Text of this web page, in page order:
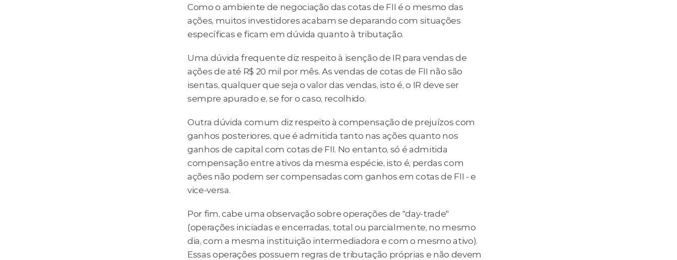
Como o ambiente de negociação das cotas de FII é o mesmo das
ações, muitos investidores acabam se deparando com situações
específicas e ficam em dúvida quanto à tributação.
Uma dúvida frequente diz respeito à isenção de IR para vendas de
ações de até R$ 20 mil por mês. As vendas de cotas de FII não são
isentas, qualquer que seja o valor das vendas, isto é, o IR deve ser
sempre apurado e, se for o caso, recolhido.
Outra dúvida comum diz respeito à compensação de prejuízos com
ganhos posteriores, que é admitida tanto nas ações quanto nos
ganhos de capital com cotas de FII. No entanto, só é admitida
compensação entre ativos da mesma espécie, isto é, perdas com
ações não podem ser compensadas com ganhos em cotas de FII - e
vice-versa.
Por fim, cabe uma observação sobre operações de "day-trade"
(operações iniciadas e encerradas, total ou parcialmente, no mesmo
dia, com a mesma instituição intermediadora e com o mesmo ativo).
Essas operações possuem regras de tributação próprias e não devem